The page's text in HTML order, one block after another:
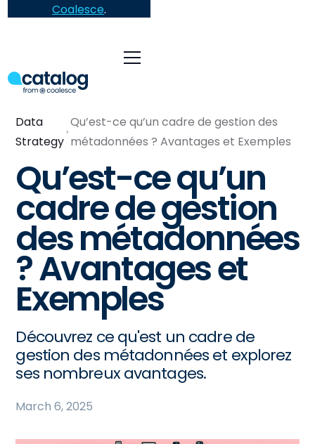
Coalesce.
Data
Strategy
Qu’est-ce qu’un cadre de gestion des
métadonnées ? Avantages et Exemples
Qu’est-ce qu’un
cadre de gestion
des métadonnées
? Avantages et
Exemples
Découvrez ce qu'est un cadre de
gestion des métadonnées et explorez
ses nombreux avantages.
March 6, 2025